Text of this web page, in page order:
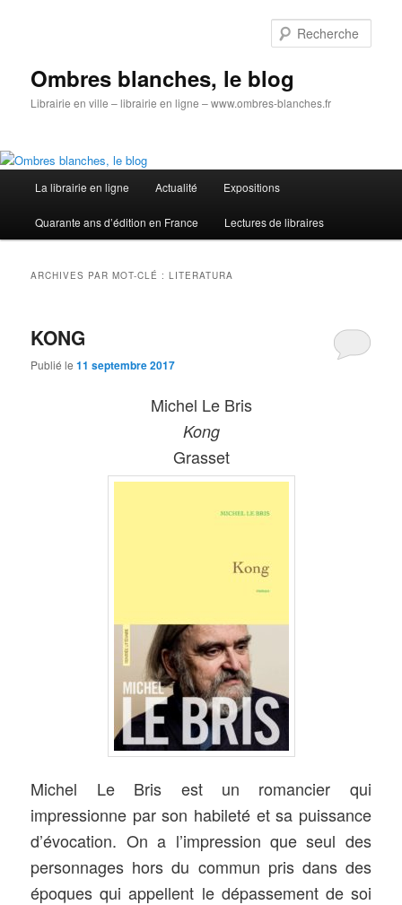
Ombres blanches, le blog
Librairie en ville – librairie en ligne – www.ombres-blanches.fr
principal
La librairie en ligne Actualité Expositions
Quarante ans d’édition en France Lectures de libraires
ARCHIVES PAR MOT-CLÉ :LITERATURA
KONG
Publié le11 septembre 2017
Michel Le Bris
Kong
Grasset
Michel Le Bris est un romancier qui
impressionne par son habileté et sa puissance
d’évocation. On a l’impression que seul des
personnages hors du commun pris dans des
époques qui appellent le dépassement de soi